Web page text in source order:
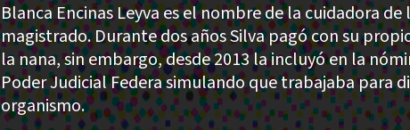
Blanca Encinas Leyva es el nombre de la cuidadora de
magistrado. Durante dos años Silva pagó con su
la nana, sin embargo, desde 2013 la incluyó en la
Poder Judicial Federa simulando que trabajaba para
organismo.